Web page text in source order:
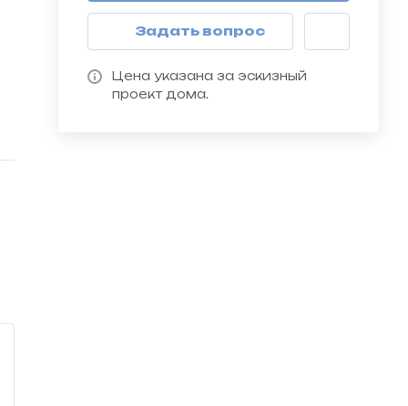
Задать вопрос
Цена указана за эскизный
проект дома.